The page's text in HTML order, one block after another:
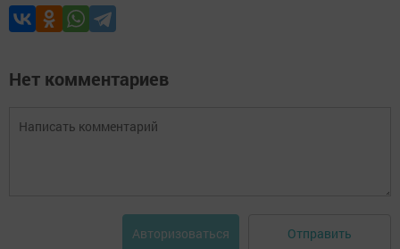
Нет комментариев
Авторизоваться Отправить